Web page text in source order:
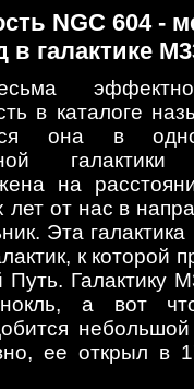
NGC 604 -
галактике
эффектно
в каталоге
она в
на
лет от нас в
Эта
к которой
Галактику
а вот
небольшой
ее открыл в